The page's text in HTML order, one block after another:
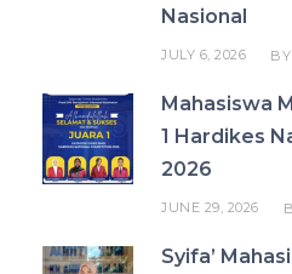
Nasional
JULY 6, 2026 BY
Mahasiswa
1 Hardikes
2026
JUNE 29, 2026
Syifa’